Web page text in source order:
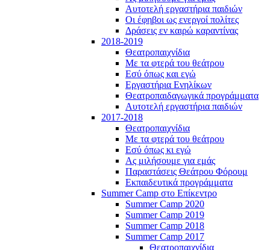
Αυτοτελή εργαστήρια παιδιών
Οι έφηβοι ως ενεργοί πολίτες
Δράσεις εν καιρώ καραντίνας
2018-2019
Θεατροπαιχνίδια
Με τα φτερά του θεάτρου
Εσύ όπως και εγώ
Εργαστήρια Ενηλίκων
Θεατροπαιδαγωγικά προγράμματα
Αυτοτελή εργαστήρια παιδιών
2017-2018
Θεατροπαιχνίδια
Με τα φτερά του θεάτρου
Εσύ όπως κι εγώ
Ας μιλήσουμε για εμάς
Παραστάσεις Θεάτρου Φόρουμ
Εκπαιδευτικά προγράμματα
Summer Camp στο Επίκεντρο
Summer Camp 2020
Summer Camp 2019
Summer Camp 2018
Summer Camp 2017
Θεατροπαιχνίδια